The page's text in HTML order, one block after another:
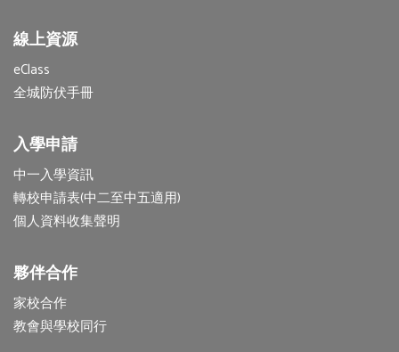
線上資源
eClass
全城防伏手冊
入學申請
中一入學資訊
轉校申請表(中二至中五適用)
個人資料收集聲明
夥伴合作
家校合作
教會與學校同行